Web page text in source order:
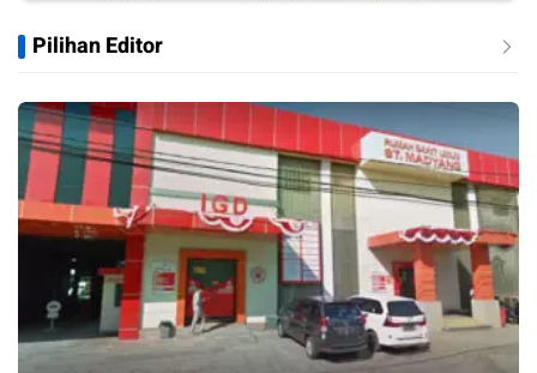
Pilihan Editor